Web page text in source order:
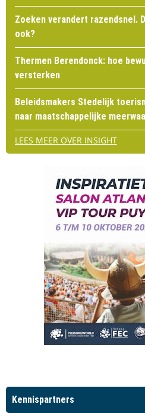
Zoeken verandert razendsnel.
ook?
Thermen Berendonck: hoe
versterken
Beleidsmakers Stedelijk
naar maatschappelijke
LEES MEER OVER INSIGHT
Kennispartners